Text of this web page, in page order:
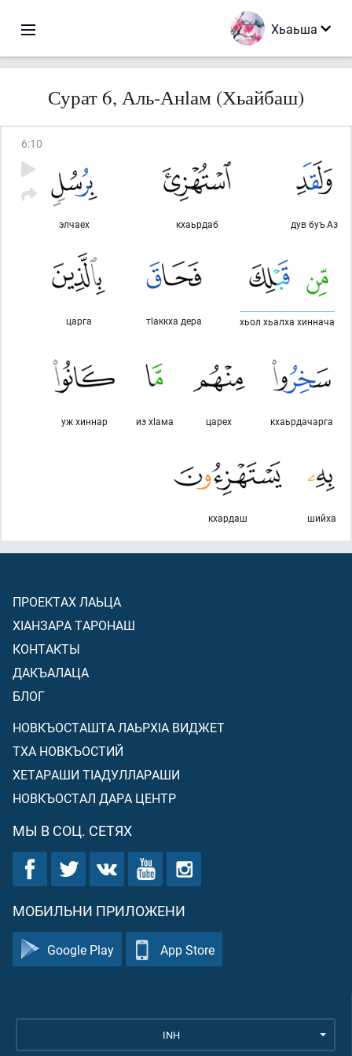
Хьаьша
Сурат 6, Аль-Анlам (Хьайбаш)
6:10
дув буъ Аз
кхаьрдаб
элчаех
хьол хьалха хиннача
тlаккха дера
царга
кхаьрдачарга
царех
из хlама
уж хиннар
шийха
кхардаш
ПРОЕКТАХ ЛАЬЦА
ХIАНЗАРА ТАРОНАШ
КОНТАКТЫ
ДАКЪАЛАЦА
БЛОГ
НОВКЪОСТАШТА ЛАЬРХIА ВИДЖЕТ
ТХА НОВКЪОСТИЙ
ХЕТАРАШИ ТIАДУЛЛАРАШИ
НОВКЪОСТАЛ ДАРА ЦЕНТР
МЫ В СОЦ. СЕТЯХ
МОБИЛЬНИ ПРИЛОЖЕНИ
Google Play App Store
INH